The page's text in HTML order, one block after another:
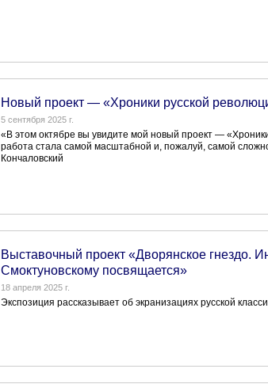
Новый проект — «Хроники русской
5 сентября 2025 г.
«В этом октябре вы увидите мой новый проект —
работа стала самой масштабной и, пожалуй, самой
Кончаловский
Выставочный проект «Дворянское гнездо.
Смоктуновскому посвящается»
18 апреля 2025 г.
Экспозиция рассказывает об экранизациях русской